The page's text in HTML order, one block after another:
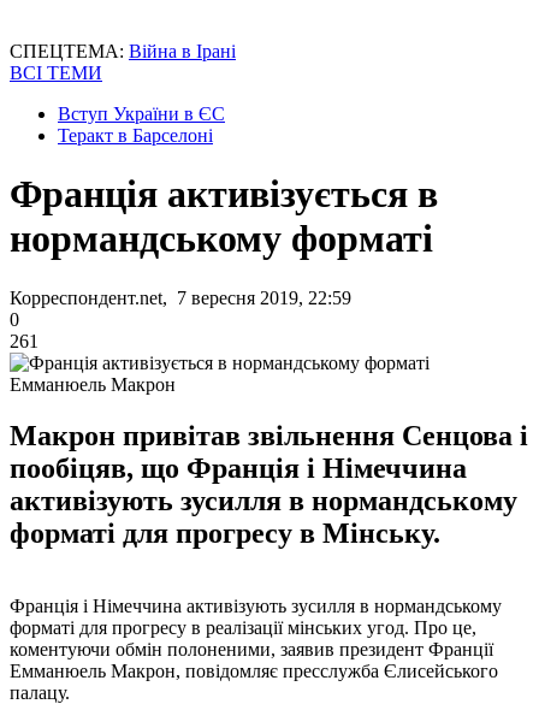
СПЕЦТЕМА: Війна в Ірані
ВСІ ТЕМИ
Вступ України в ЄС
Теракт в Барселоні
Франція активізується в
нормандському форматі
Корреспондент.net, 7 вересня 2019, 22:59
0
261
Емманюель Макрон
Макрон привітав звільнення Сенцова і
пообіцяв, що Франція і Німеччина
активізують зусилля в нормандському
форматі для прогресу в Мінську.
Франція і Німеччина активізують зусилля в нормандському
форматі для прогресу в реалізації мінських угод. Про це,
коментуючи обмін полоненими, заявив президент Франції
Емманюель Макрон, повідомляє пресслужба Єлисейського
палацу.